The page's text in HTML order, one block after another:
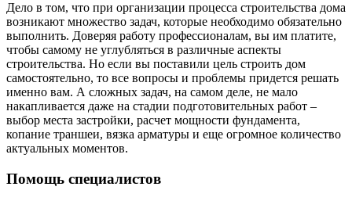
Дело в том, что при организации процесса строительства дома
возникают множество задач, которые необходимо обязательно
выполнить. Доверяя работу профессионалам, вы им платите,
чтобы самому не углубляться в различные аспекты
строительства. Но если вы поставили цель строить дом
самостоятельно, то все вопросы и проблемы придется решать
именно вам. А сложных задач, на самом деле, не мало
накапливается даже на стадии подготовительных работ –
выбор места застройки, расчет мощности фундамента,
копание траншеи, вязка арматуры и еще огромное количество
актуальных моментов.
Помощь специалистов